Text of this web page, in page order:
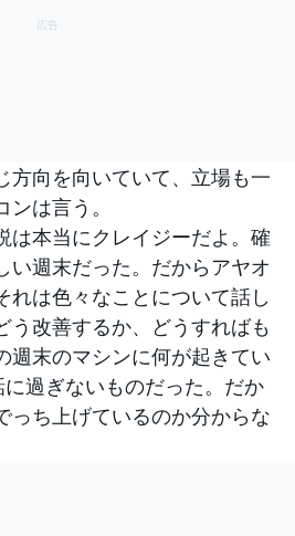
方向を向いていて、立場も一
は言う。
は本当にクレイジーだよ。確
い週末だった。だからアヤオ
れは色々なことについて話し
う改善するか、どうすればも
週末のマシンに何が起きてい
過ぎないものだった。だか
っち上げているのか分からな